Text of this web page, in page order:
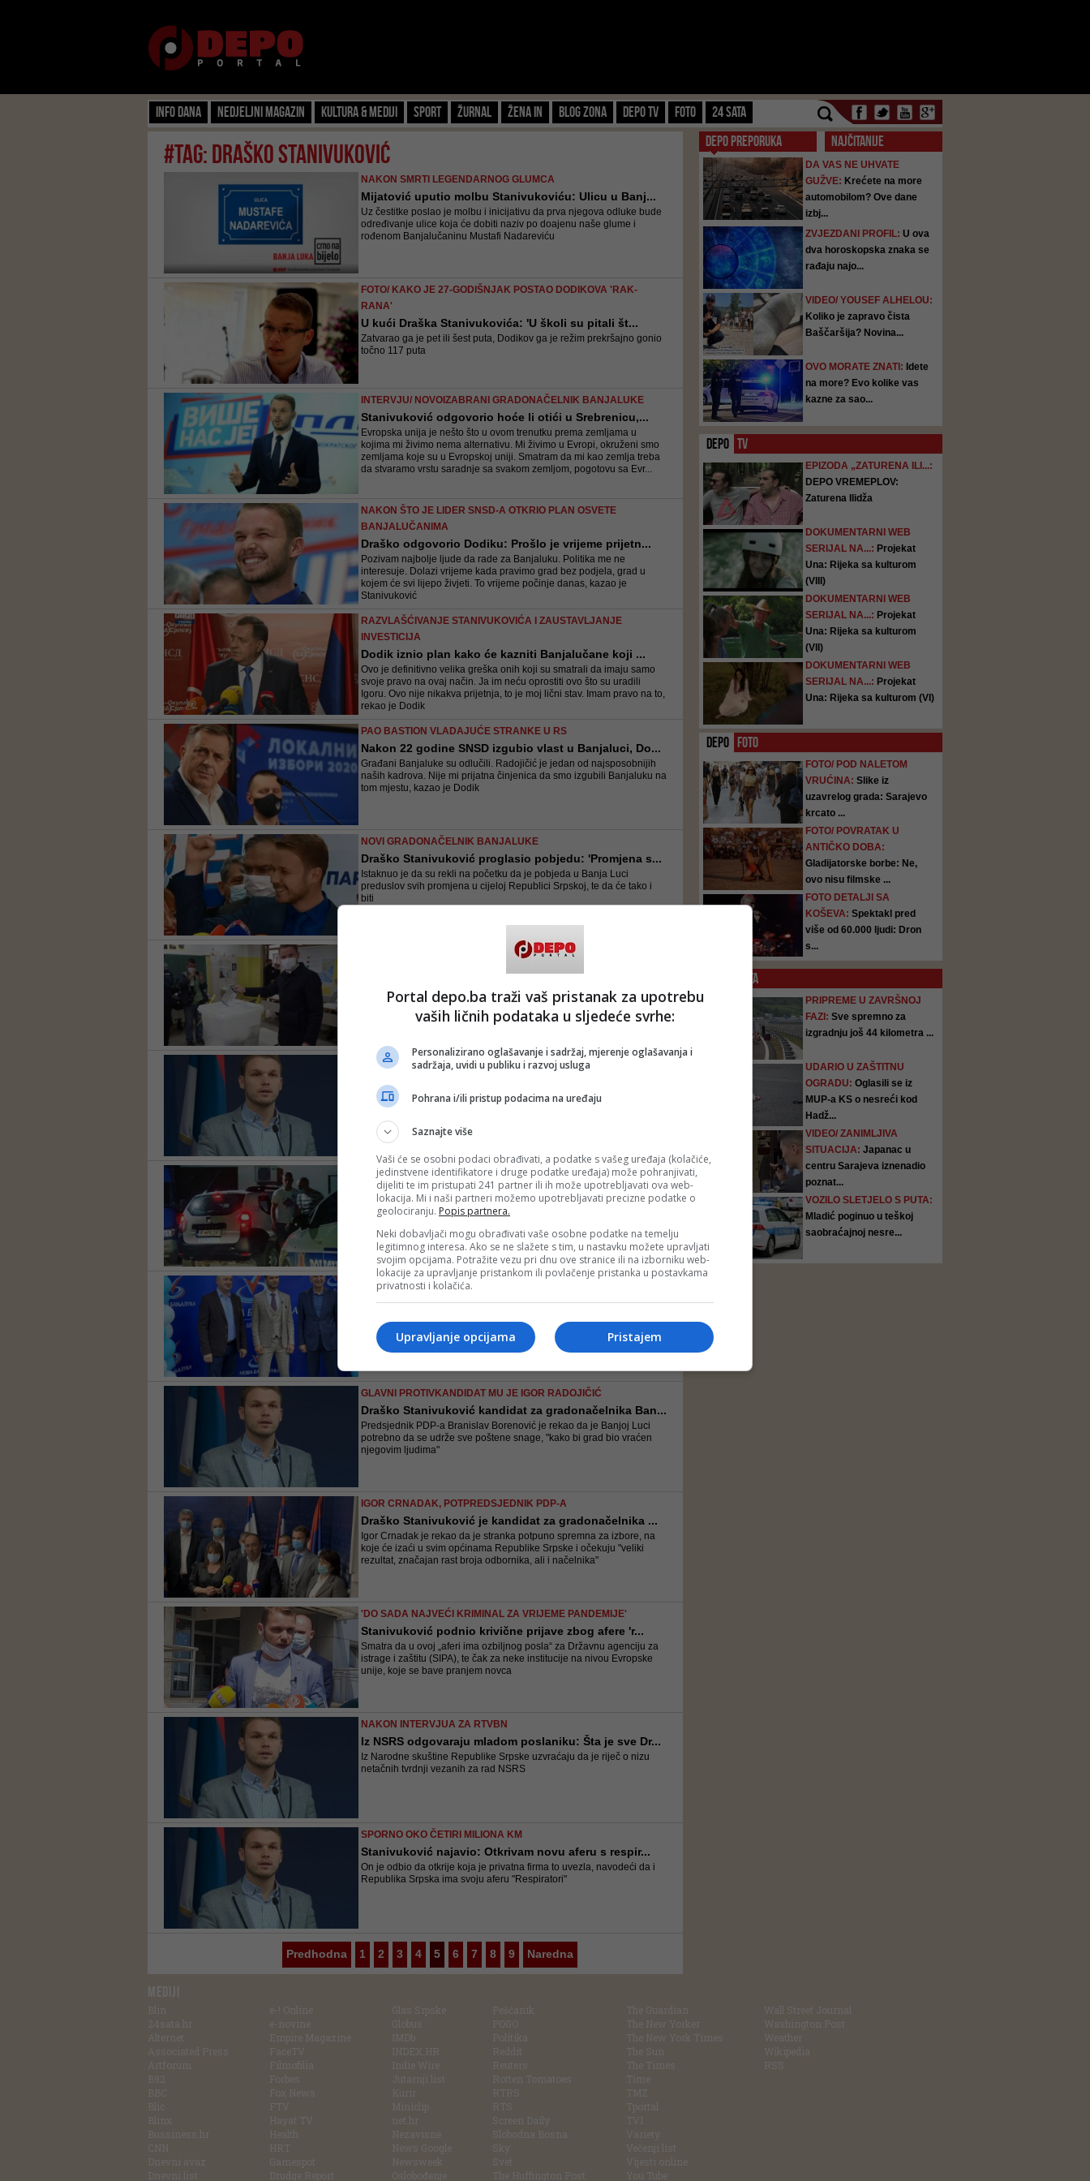
Info dana Nedjeljni magazin Kultura & Mediji Sport Žurnal Žena IN Blog zona Depo TV FOTO 24 SATA
#tag: draško stanivuković
NAKON SMRTI LEGENDARNOG GLUMCA
Mijatović uputio molbu Stanivukoviću: Ulicu u Banj...
Uz čestitke poslao je molbu i inicijativu da prva njegova odluke bude
određivanje ulice koja će dobiti naziv po doajenu naše glume i
rođenom Banjalučaninu Mustafi Nadareviću
FOTO/ KAKO JE 27-GODIŠNJAK POSTAO DODIKOVA 'RAK-
RANA'
U kući Draška Stanivukovića: 'U školi su pitali št...
Zatvarao ga je pet ili šest puta, Dodikov ga je režim prekršajno gonio
točno 117 puta
INTERVJU/ NOVOIZABRANI GRADONAČELNIK BANJALUKE
Stanivuković odgovorio hoće li otići u Srebrenicu,...
Evropska unija je nešto što u ovom trenutku prema zemljama u
kojima mi živimo nema alternativu. Mi živimo u Evropi, okruženi smo
zemljama koje su u Evropskoj uniji. Smatram da mi kao zemlja treba
da stvaramo vrstu saradnje sa svakom zemljom, pogotovu sa Evr...
NAKON ŠTO JE LIDER SNSD-A OTKRIO PLAN OSVETE
BANJALUČANIMA
Draško odgovorio Dodiku: Prošlo je vrijeme prijetn...
Pozivam najbolje ljude da rade za Banjaluku. Politika me ne
interesuje. Dolazi vrijeme kada pravimo grad bez podjela, grad u
kojem će svi lijepo živjeti. To vrijeme počinje danas, kazao je
Stanivuković
RAZVLAŠĆIVANJE STANIVUKOVIĆA I ZAUSTAVLJANJE
INVESTICIJA
Dodik iznio plan kako će kazniti Banjalučane koji ...
Ovo je definitivno velika greška onih koji su smatrali da imaju samo
svoje pravo na ovaj način. Ja im neću oprostiti ovo što su uradili
Igoru. Ovo nije nikakva prijetnja, to je moj lični stav. Imam pravo na to,
rekao je Dodik
PAO BASTION VLADAJUĆE STRANKE U RS
Nakon 22 godine SNSD izgubio vlast u Banjaluci, Do...
Građani Banjaluke su odlučili. Radojičić je jedan od najsposobnijih
naših kadrova. Nije mi prijatna činjenica da smo izgubili Banjaluku na
tom mjestu, kazao je Dodik
NOVI GRADONAČELNIK BANJALUKE
Draško Stanivuković proglasio pobjedu: 'Promjena s...
Istaknuo je da su rekli na početku da je pobjeda u Banja Luci
preduslov svih promjena u cijeloj Republici Srpskoj, te da će tako i
biti
DEPORTOVAN
Poručio je Stanivuković da se nada "padavinama u nedjelju",
odnosno da se nada smjeni aktuelne crnogorske vlasti
VIDEO/ MJESECIMA DOLAZIO NA LITIJE
Policija ga odvela na saslušanje: Draško Stanivuko...
Stanivuković je u Nikšiću učestvovao u litijama koje već mjesecima
traju u Crnoj Gori povodom donošenja Zakona o slobodi
vjeroispovijesti
NA PRVOM MJESTU ČOVJEK I PORODICA
SDS podržao kandidaturu Stanivukovića za
Draško Stanivuković je rekao da slijede promjene, kao i da će suština
politike u Banjoj Luci biti čovjek i porodica
GLAVNI PROTIVKANDIDAT MU JE IGOR RADOJIČIĆ
Draško Stanivuković kandidat za gradonačelnika Ban...
Predsjednik PDP-a Branislav Borenović je rekao da je Banjoj Luci
potrebno da se udrže sve poštene snage, "kako bi grad bio vraćen
njegovim ljudima"
IGOR CRNADAK, POTPREDSJEDNIK PDP-A
Draško Stanivuković je kandidat za gradonačelnika ...
Igor Crnadak je rekao da je stranka potpuno spremna za izbore, na
koje će izaći u svim općinama Republike Srpske i očekuju "veliki
rezultat, značajan rast broja odbornika, ali i načelnika"
'DO SADA NAJVEĆI KRIMINAL ZA VRIJEME PANDEMIJE'
Stanivuković podnio krivične prijave zbog afere 'r...
Smatra da u ovoj „aferi ima ozbiljnog posla“ za Državnu agenciju za
istrage i zaštitu (SIPA), te čak za neke institucije na nivou Evropske
unije, koje se bave pranjem novca
NAKON INTERVJUA ZA RTVBN
Iz NSRS odgovaraju mladom poslaniku: Šta je sve Dr...
Iz Narodne skuštine Republike Srpske uzvraćaju da je riječ o nizu
netačnih tvrdnji vezanih za rad NSRS
SPORNO OKO ČETIRI MILIONA KM
Stanivuković najavio: Otkrivam novu aferu s respir...
On je odbio da otkrije koja je privatna firma to uvezla, navodeći da i
Republika Srpska ima svoju aferu "Respiratori"
Predhodna 1 2 3 4 5 6 7 8 9 Naredna
DEPO PREPORUKA NAJČITANIJE
DA VAS NE UHVATE
GUŽVE: Krećete na more
automobilom? Ove dane
izbj...
ZVJEZDANI PROFIL: U ova
dva horoskopska znaka se
rađaju najo...
VIDEO/ YOUSEF ALHELOU:
Koliko je zapravo čista
Baščaršija? Novina...
OVO MORATE ZNATI: Idete
na more? Evo kolike vas
kazne za sao...
DEPO TV
EPIZODA „ZATURENA ILI...:
DEPO VREMEPLOV:
Zaturena Ilidža
DOKUMENTARNI WEB
SERIJAL NA...: Projekat
Una: Rijeka sa kulturom
(VIII)
DOKUMENTARNI WEB
SERIJAL NA...: Projekat
Una: Rijeka sa kulturom
(VII)
DOKUMENTARNI WEB
SERIJAL NA...: Projekat
Una: Rijeka sa kulturom (VI)
DEPO FOTO
FOTO/ POD NALETOM
VRUĆINA: Slike iz
uzavrelog grada: Sarajevo
krcato ...
FOTO/ POVRATAK U
ANTIČKO DOBA:
Gladijatorske borbe: Ne,
ovo nisu filmske ...
FOTO DETALJI SA
KOŠEVA: Spektakl pred
više od 60.000 ljudi: Dron
s...
SATA
PRIPREME U ZAVRŠNOJ
FAZI: Sve spremno za
izgradnju još 44 kilometra ...
UDARIO U ZAŠTITNU
OGRADU: Oglasili se iz
MUP-a KS o nesreći kod
Hadž...
VIDEO/ ZANIMLJIVA
SITUACIJA: Japanac u
centru Sarajeva iznenadio
poznat...
VOZILO SLETJELO S PUTA:
Mladić poginuo u teškoj
saobraćajnoj nesre...
MEDIJI
Blin
24sata.hr
Alternet
Associated Press
Artforum
B92
BBC
Blic
Blinx
Bussiness.hr
CNN
Dnevni avaz
Dnevni list
e-! Online
e-novine
Empire Magazine
FaceTV
Filmofilia
Forbes
Fox News
FTV
Hayat TV
Health
HRT
Gamespot
Drudge Report
Glas Srpske
Globus
IMDb
INDEX.HR
Indie Wire
Jutarnji list
Kurir
Miniclip
net.hr
Nezavisne
News Google
Newsweek
Oslobođenje
Pešćanik
POGO
Politika
Reddit
Reuters
Rotten Tomatoes
RTRS
RTS
Screen Daily
Slobodna Bosna
Sky
Svet
The Huffington Post
The Guardian
The New Yorker
The New York Times
The Sun
The Times
Time
TMZ
Tportal
TV1
Variety
Večenji list
Vijesti online
You Tube
Wall Street Journal
Washington Post
Weather
Wikipedia
RSS
Portal depo.ba traži vaš pristanak za upotrebu
vaših ličnih podataka u sljedeće svrhe:
Personalizirano oglašavanje i sadržaj, mjerenje oglašavanja i
sadržaja, uvidi u publiku i razvoj usluga
Pohrana i/ili pristup podacima na uređaju
Saznajte više
Vaši će se osobni podaci obrađivati, a podatke s vašeg uređaja (kolačiće,
jedinstvene identifikatore i druge podatke uređaja) može pohranjivati,
dijeliti te im pristupati 241 partner ili ih može upotrebljavati ova web-
lokacija. Mi i naši partneri možemo upotrebljavati precizne podatke o
geolociranju. Popis partnera.
Neki dobavljači mogu obrađivati vaše osobne podatke na temelju
legitimnog interesa. Ako se ne slažete s tim, u nastavku možete upravljati
svojim opcijama. Potražite vezu pri dnu ove stranice ili na izborniku web-
lokacije za upravljanje pristankom ili povlačenje pristanka u postavkama
privatnosti i kolačića.
Pristajem
Upravljanje opcijama